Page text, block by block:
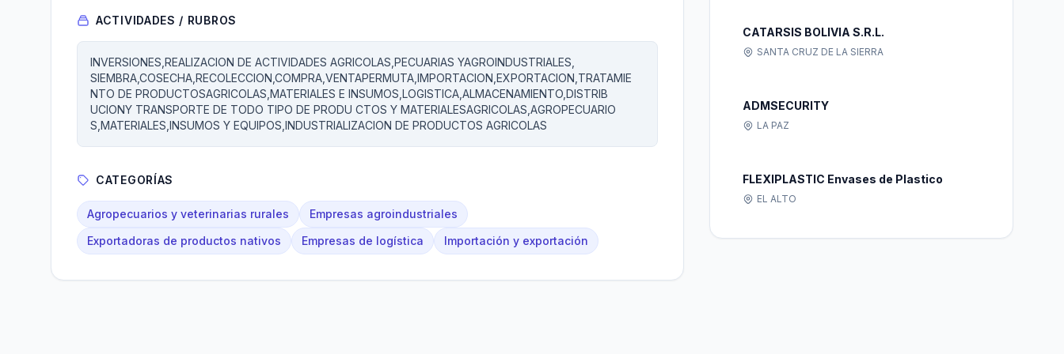
ACTIVIDADES / RUBROS
INVERSIONES,REALIZACION DE ACTIVIDADES AGRICOLAS,PECUARIAS YAGROINDUSTRIALES,
SIEMBRA,COSECHA,RECOLECCION,COMPRA,VENTAPERMUTA,IMPORTACION,EXPORTACION,TRATAMIE
NTO DE PRODUCTOSAGRICOLAS,MATERIALES E INSUMOS,LOGISTICA,ALMACENAMIENTO,DISTRIB
UCIONY TRANSPORTE DE TODO TIPO DE PRODU CTOS Y MATERIALESAGRICOLAS,AGROPECUARIO
S,MATERIALES,INSUMOS Y EQUIPOS,INDUSTRIALIZACION DE PRODUCTOS AGRICOLAS
CATEGORÍAS
Agropecuarios y veterinarias rurales
Empresas agroindustriales
Exportadoras de productos nativos
Empresas de logística Importación y exportación
CATARSIS BOLIVIA S.R.L.
SANTA CRUZ DE LA SIERRA
ADMSECURITY
LA PAZ
FLEXIPLASTIC Envases de Plastico
EL ALTO